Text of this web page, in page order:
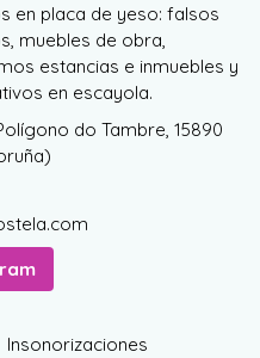
en placa de yeso: falsos
muebles de obra,
estancias e inmuebles y
en escayola.
do Tambre, 15890
Insonorizaciones